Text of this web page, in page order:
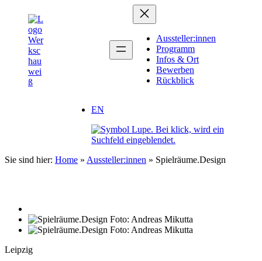
springen
Aussteller:innen
Programm
Infos & Ort
Bewerben
Rückblick
EN
Sie sind hier: Home » Aussteller:innen » Spielräume.Design
Leipzig